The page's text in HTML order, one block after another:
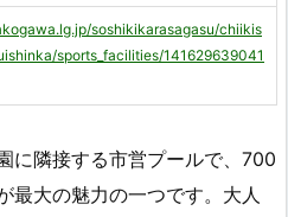
soshikikarasagasu/chiikis
sports_facilities/141629639041
に隣接する市営プールで、700
最大の魅力の一つです。大人